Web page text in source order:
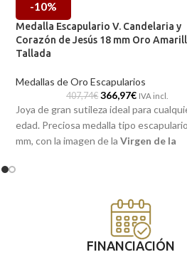
-10%
Medalla Escapulario V. Candelaria y
Corazón de Jesús 18 mm Oro
Tallada
Medallas de Oro Escapularios
407,74€ 366,97€ IVA incl.
Joya de gran sutileza ideal para
edad. Preciosa medalla tipo
mm, con la imagen de la Virgen de la
FINANCIACIÓN